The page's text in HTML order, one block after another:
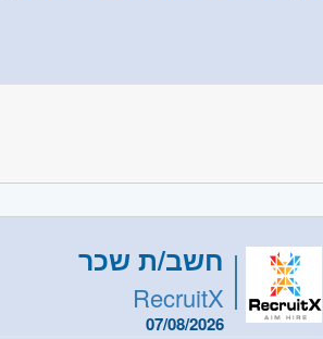
• שליטה מלאה בתוכנת AutoCAD (גרסה 16 ומעלה) – חובה
• במשרדי החברה-רמלה
היקף משרה: משרה מלאה
קוד משרה: JB-5093
אזור: מרכז - תל אביב, פתח תקווה,
חשב/ת שכר
RecruitX
07/08/2026